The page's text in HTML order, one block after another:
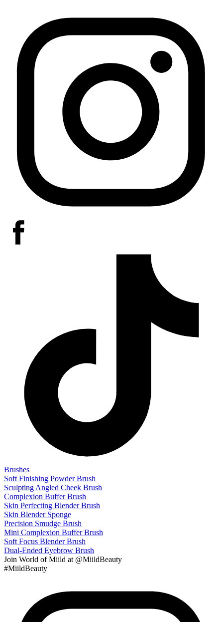
Brushes
Soft Finishing Powder Brush
Sculpting Angled Cheek Brush
Complexion Buffer Brush
Skin Perfecting Blender Brush
Skin Blender Sponge
Precision Smudge Brush
Mini Complexion Buffer Brush
Soft Focus Blender Brush
Dual-Ended Eyebrow Brush
Join World of Miild at @MiildBeauty
#MiildBeauty